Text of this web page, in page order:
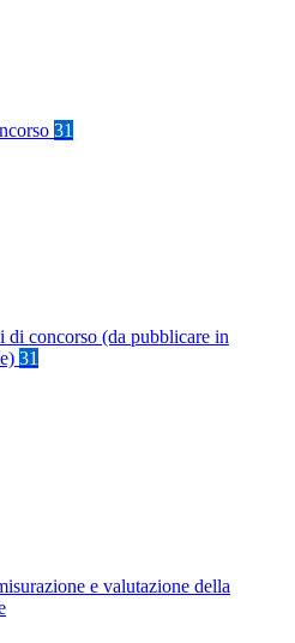
31
di concorso (da pubblicare in
31
e valutazione della